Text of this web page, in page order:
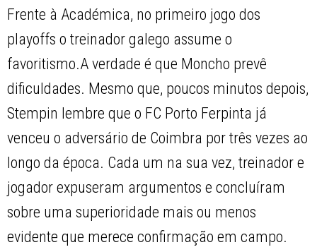
Frente à Académica, no primeiro jogo dos
playoffs o treinador galego assume o
favoritismo.A verdade é que Moncho prevê
dificuldades. Mesmo que, poucos minutos depois,
Stempin lembre que o FC Porto Ferpinta já
venceu o adversário de Coimbra por três vezes ao
longo da época. Cada um na sua vez, treinador e
jogador expuseram argumentos e concluíram
sobre uma superioridade mais ou menos
evidente que merece confirmação em campo.